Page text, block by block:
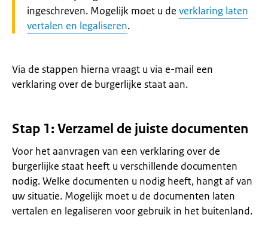
ingeschreven. Mogelijk moet u de verklaring laten
vertalen en legaliseren.
Via de stappen hierna vraagt u via e-mail een
verklaring over de burgerlijke staat aan.
Stap 1: Verzamel de juiste documenten
Voor het aanvragen van een verklaring over de
burgerlijke staat heeft u verschillende documenten
nodig. Welke documenten u nodig heeft, hangt af van
uw situatie. Mogelijk moet u de documenten laten
vertalen en legaliseren voor gebruik in het buitenland.